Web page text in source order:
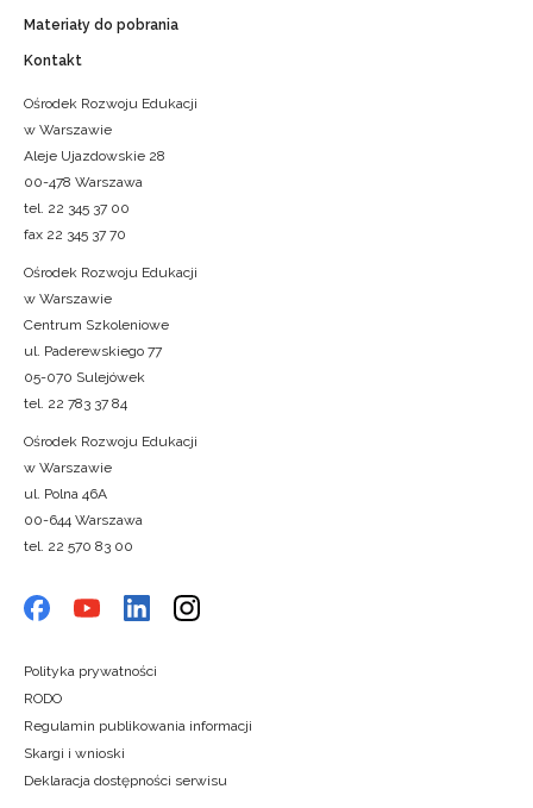
Materiały do pobrania
Kontakt
Ośrodek Rozwoju Edukacji
w Warszawie
Aleje Ujazdowskie 28
00-478 Warszawa
tel. 22 345 37 00
fax 22 345 37 70
Ośrodek Rozwoju Edukacji
w Warszawie
Centrum Szkoleniowe
ul. Paderewskiego 77
05-070 Sulejówek
tel. 22 783 37 84
Ośrodek Rozwoju Edukacji
w Warszawie
ul. Polna 46A
00-644 Warszawa
tel. 22 570 83 00
Polityka prywatności
RODO
Regulamin publikowania informacji
Skargi i wnioski
Deklaracja dostępności serwisu